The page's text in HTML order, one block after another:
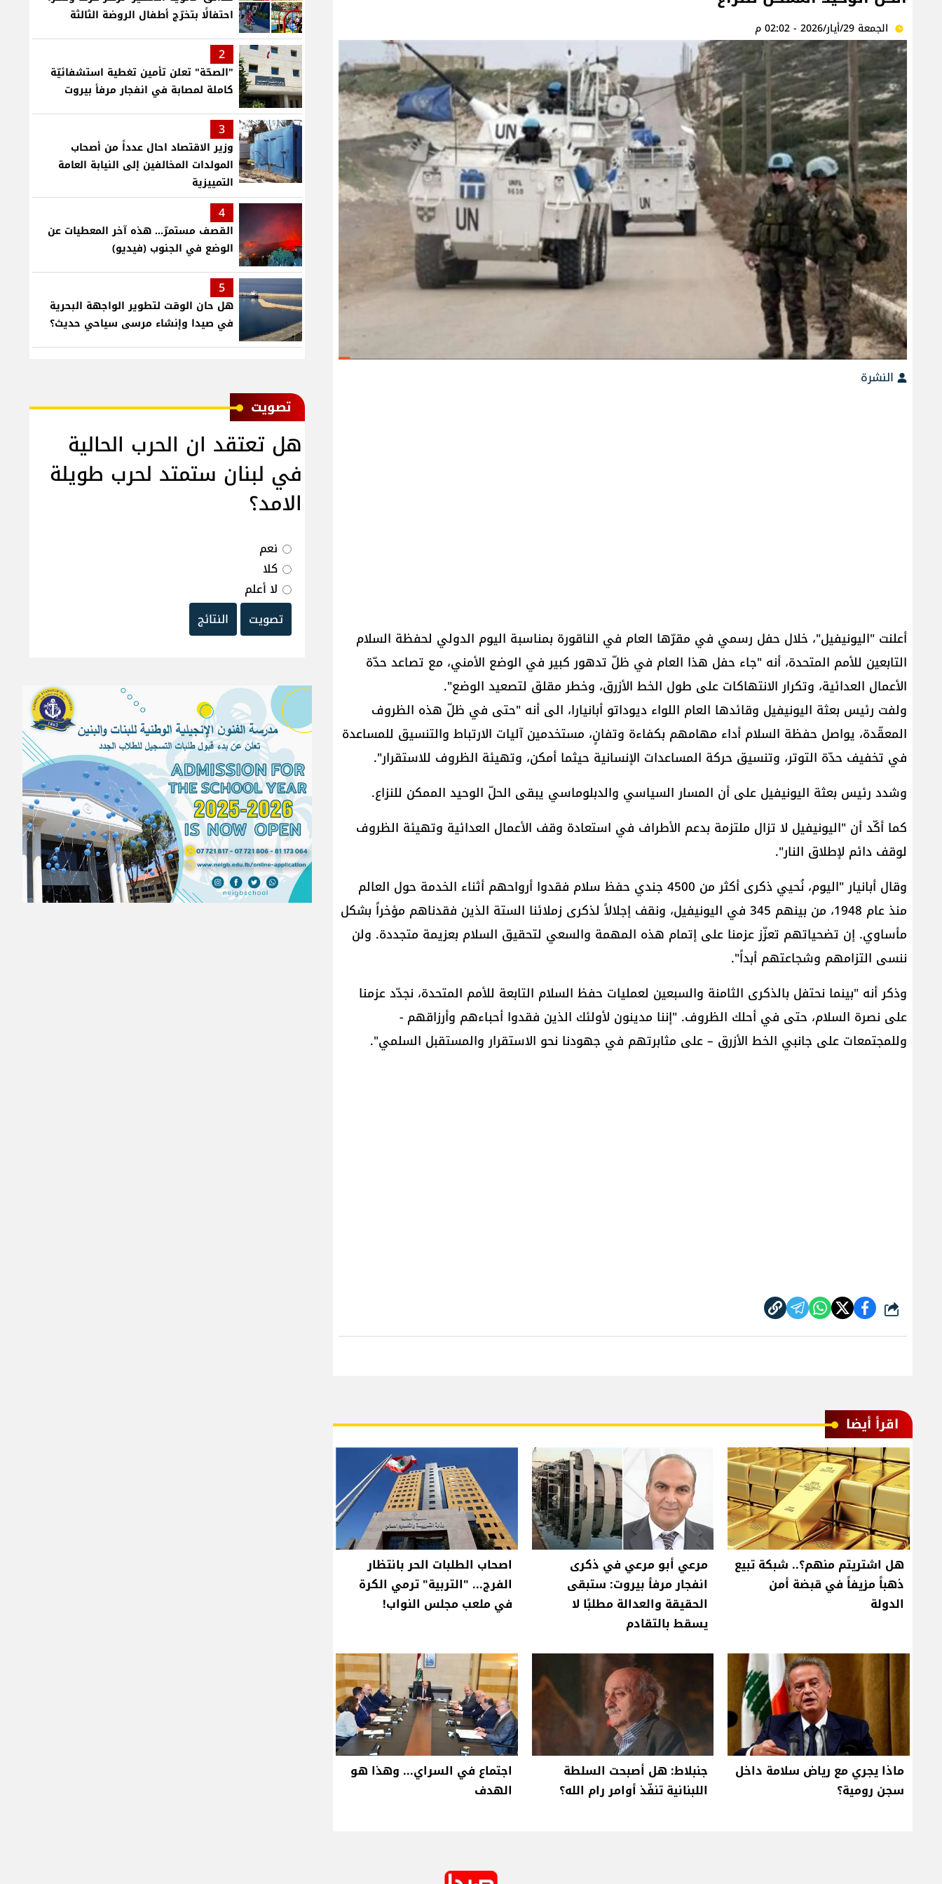
الجمعة 29/أيار/2026 - 02:02 م
النشرة
أعلنت "​اليونيفيل​"، خلال حفل رسمي في مقرّها العام في الناقورة بمناسبة اليوم الدولي لحفظة السلام
التابعين للأمم المتحدة، أنه "جاء حفل هذا العام في ظلّ تدهور كبير في الوضع الأمني، مع تصاعد حدّة
الأعمال العدائية، وتكرار الانتهاكات على طول ​الخط الأزرق​، وخطر مقلق لتصعيد الوضع".
ولفت رئيس بعثة اليونيفيل وقائدها العام اللواء ​ديوداتو أبانيارا​، الى أنه "حتى في ظلّ هذه الظروف
المعقّدة، يواصل حفظة السلام أداء مهامهم بكفاءة وتفانٍ، مستخدمين آليات الارتباط والتنسيق للمساعدة
في تخفيف حدّة التوتر، وتنسيق حركة المساعدات الإنسانية حيثما أمكن، وتهيئة الظروف للاستقرار".
وشدد رئيس بعثة اليونيفيل على أن المسار السياسي والدبلوماسي يبقى الحلّ الوحيد الممكن للنزاع.
كما أكّد أن "اليونيفيل لا تزال ملتزمة بدعم الأطراف في استعادة وقف الأعمال العدائية وتهيئة الظروف
لوقف دائم لإطلاق النار".
وقال أبانيار "اليوم، نُحيي ذكرى أكثر من 4500 جندي حفظ سلام فقدوا أرواحهم أثناء الخدمة حول العالم
منذ عام 1948، من بينهم 345 في اليونيفيل، ونقف إجلالاً لذكرى زملائنا الستة الذين فقدناهم مؤخراً بشكل
مأساوي. إن تضحياتهم تعزّز عزمنا على إتمام هذه المهمة والسعي لتحقيق السلام بعزيمة متجددة. ولن
ننسى التزامهم وشجاعتهم أبداً".
وذكر أنه "بينما نحتفل بالذكرى الثامنة والسبعين لعمليات حفظ السلام التابعة للأمم المتحدة، نجدّد عزمنا
على نصرة السلام، حتى في أحلك الظروف. "إننا مدينون لأولئك الذين فقدوا أحباءهم وأرزاقهم -
وللمجتمعات على جانبي الخط الأزرق – على مثابرتهم في جهودنا نحو الاستقرار والمستقبل السلمي".
شارك
اقرأ أيضا
هل اشتريتم منهم؟.. شبكة تبيع
ذهباً مزيفاً في قبضة أمن
الدولة
مرعي أبو مرعي في ذكرى
انفجار مرفأ بيروت: ستبقى
الحقيقة والعدالة مطلبًا لا
يسقط بالتقادم
اصحاب الطلبات الحر بانتظار
الفرج... "التربية" ترمي الكرة
في ملعب مجلس النواب!
ماذا يجري مع رياض سلامة داخل
سجن رومية؟
جنبلاط: هل أصبحت السلطة
اللبنانية تنفّذ أوامر رام الله؟
اجتماع في السراي... وهذا هو
الهدف
احتفالًا بتخرّج أطفال الروضة الثالثة
2
"الصحّة" تعلن تأمين تغطية استشفائيّة
كاملة لمصابة في انفجار مرفأ بيروت
3
وزير الاقتصاد احال عدداً من أصحاب
المولدات المخالفين إلى النيابة العامة
التمييزية
4
القصف مستمرّ... هذه آخر المعطيات عن
الوضع في الجنوب (فيديو)
5
هل حان الوقت لتطوير الواجهة البحرية
في صيدا وإنشاء مرسى سياحي حديث؟
ﺗﺼﻮﻳﺖ
هل تعتقد ان الحرب الحالية
في لبنان ستمتد لحرب طويلة
الامد؟
نعم
كلا
لا أعلم
تصويت
النتائج